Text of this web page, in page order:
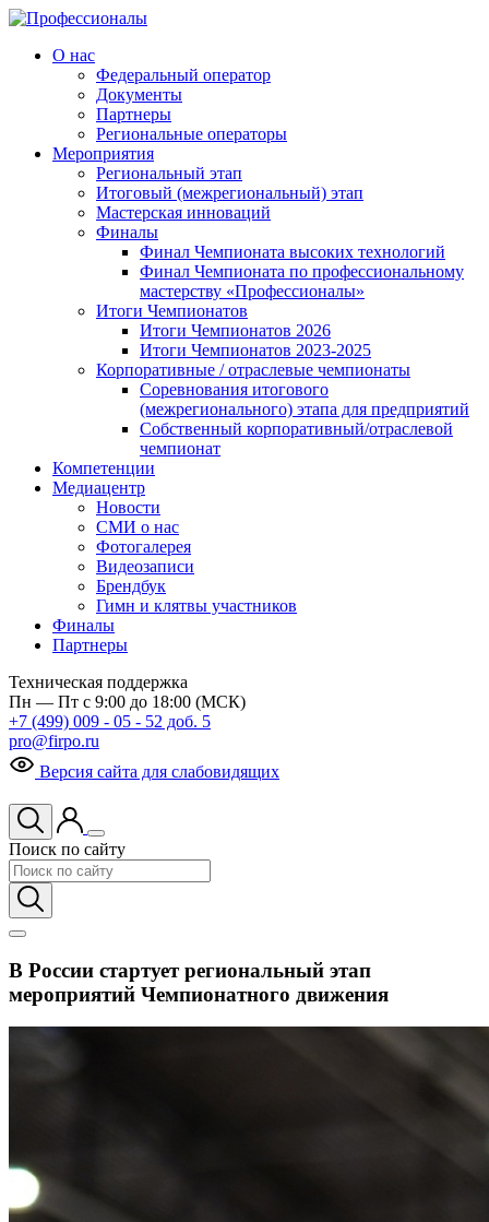
О нас
Федеральный оператор
Документы
Партнеры
Региональные операторы
Мероприятия
Региональный этап
Итоговый (межрегиональный) этап
Мастерская инноваций
Финалы
Финал Чемпионата высоких технологий
Финал Чемпионата по профессиональному
мастерству «Профессионалы»
Итоги Чемпионатов
Итоги Чемпионатов 2026
Итоги Чемпионатов 2023-2025
Корпоративные / отраслевые чемпионаты
Соревнования итогового
(межрегионального) этапа для предприятий
Собственный корпоративный/отраслевой
чемпионат
Компетенции
Медиацентр
Новости
СМИ о нас
Фотогалерея
Видеозаписи
Брендбук
Гимн и клятвы участников
Финалы
Партнеры
Техническая поддержка
Пн — Пт с 9:00 до 18:00 (МСК)
+7 (499) 009 - 05 - 52 доб. 5
pro@firpo.ru
Версия сайта для слабовидящих
Поиск по сайту
В России стартует региональный этап
мероприятий Чемпионатного движения